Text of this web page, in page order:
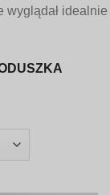
wyglądał idealnie